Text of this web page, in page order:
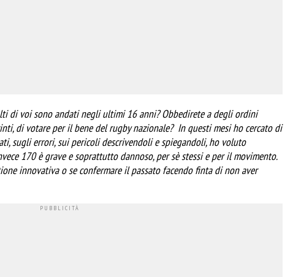
di voi sono andati negli ultimi 16 anni? Obbedirete a degli ordini
di votare per il bene del rugby nazionale? In questi mesi ho cercato di
sugli errori, sui pericoli descrivendoli e spiegandoli, ho voluto
170 è grave e soprattutto dannoso, per sè stessi e per il movimento.
innovativa o se confermare il passato facendo finta di non aver